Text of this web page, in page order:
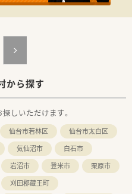
から探す
しいただけます。
仙台市若林区
仙台市太白区
気仙沼市
白石市
岩沼市 登米市
栗原市
刈田郡蔵王町